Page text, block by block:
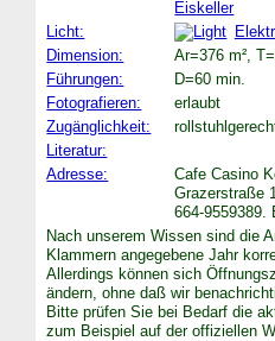
Eiskeller
Licht:
Dimension:
Ar=376 m²,
Führungen:
D=60 min.
Fotografieren:
erlaubt
Zugänglichkeit:
Literatur:
Adresse:
Cafe Casino
Grazerstraße
664-9559389.
Nach unserem Wissen sind die
Klammern angegebene Jahr
Allerdings können sich
ändern, ohne daß wir
Bitte prüfen Sie bei Bedarf die
zum Beispiel auf der offiziellen